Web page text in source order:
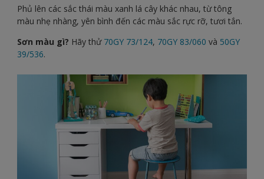
Phủ lên các sắc thái màu xanh lá cây khác nhau, từ tông
màu nhẹ nhàng, yên bình đến các màu sắc rực rỡ, tươi tắn.
Sơn màu gì? Hãy thử 70GY 73/124, 70GY 83/060 và 50GY
39/536.